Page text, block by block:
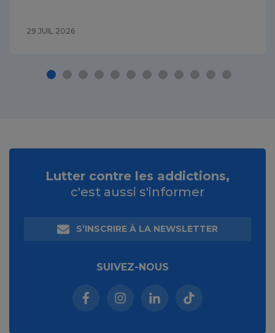
29 JUIL 2026
Lutter contre les addictions,
c'est aussi s'informer
S’INSCRIRE À LA NEWSLETTER
SUIVEZ-NOUS
Facebook (nouvelle fenêtre)
Instagram (nouvelle fenêtre)
Linkedin (nouvelle
Tiktok (nouvelle